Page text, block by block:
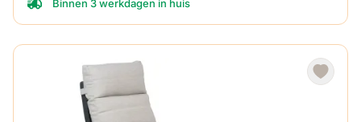
Binnen 3 werkdagen in huis